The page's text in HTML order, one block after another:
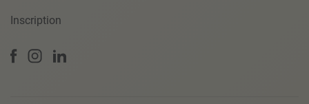
Inscription